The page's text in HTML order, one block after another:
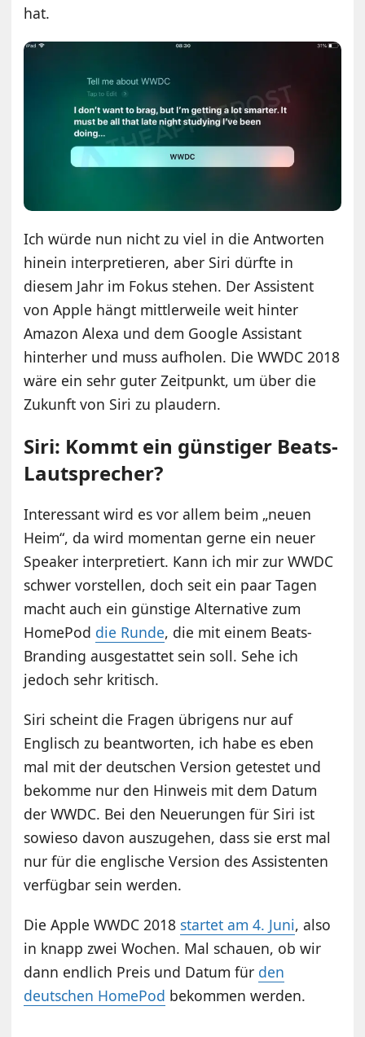
hat.
Ich würde nun nicht zu viel in die Antworten
hinein interpretieren, aber Siri dürfte in
diesem Jahr im Fokus stehen. Der Assistent
von Apple hängt mittlerweile weit hinter
Amazon Alexa und dem Google Assistant
hinterher und muss aufholen. Die WWDC 2018
wäre ein sehr guter Zeitpunkt, um über die
Zukunft von Siri zu plaudern.
Siri: Kommt ein günstiger Beats-
Lautsprecher?
Interessant wird es vor allem beim „neuen
Heim“, da wird momentan gerne ein neuer
Speaker interpretiert. Kann ich mir zur WWDC
schwer vorstellen, doch seit ein paar Tagen
macht auch ein günstige Alternative zum
HomePod die Runde, die mit einem Beats-
Branding ausgestattet sein soll. Sehe ich
jedoch sehr kritisch.
Siri scheint die Fragen übrigens nur auf
Englisch zu beantworten, ich habe es eben
mal mit der deutschen Version getestet und
bekomme nur den Hinweis mit dem Datum
der WWDC. Bei den Neuerungen für Siri ist
sowieso davon auszugehen, dass sie erst mal
nur für die englische Version des Assistenten
verfügbar sein werden.
Die Apple WWDC 2018 startet am 4. Juni, also
in knapp zwei Wochen. Mal schauen, ob wir
dann endlich Preis und Datum für den
deutschen HomePod bekommen werden.